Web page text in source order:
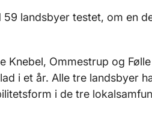
59 landsbyer testet, om en
Knebel, Ommestrup og
i et år. Alle tre landsbyer
i de tre